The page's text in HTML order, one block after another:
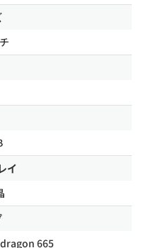
イ
665